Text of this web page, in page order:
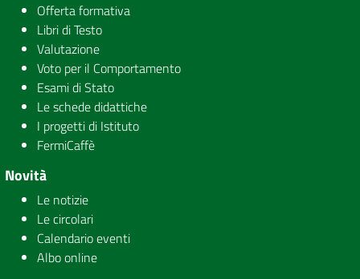
Offerta formativa
Libri di Testo
Valutazione
Voto per il Comportamento
Esami di Stato
Le schede didattiche
I progetti di Istituto
FermiCaffè
Novità
Le notizie
Le circolari
Calendario eventi
Albo online